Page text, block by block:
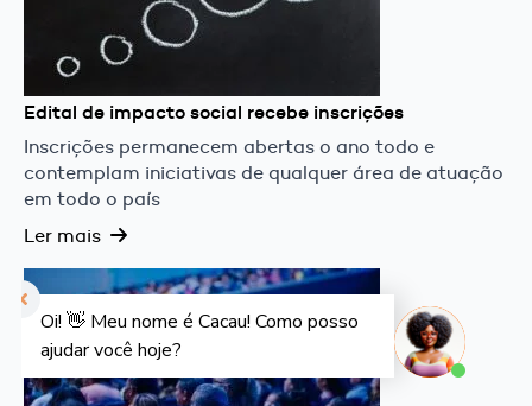
Edital de impacto social recebe inscrições
Inscrições permanecem abertas o ano todo e
contemplam iniciativas de qualquer área de atuação
em todo o país
Ler mais